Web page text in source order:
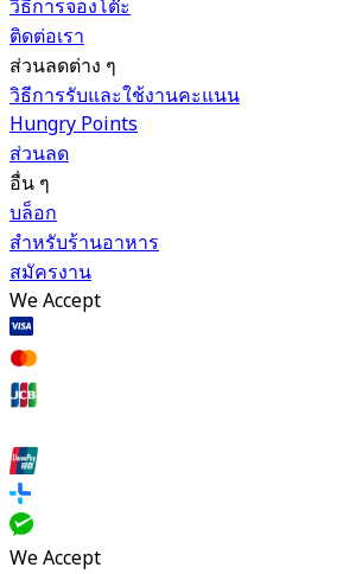
วิธีการจองโต๊ะ
ติดต่อเรา
ส่วนลดต่าง ๆ
วิธีการรับและใช้งานคะแนน
Hungry Points
ส่วนลด
อื่น ๆ
บล็อก
สำหรับร้านอาหาร
สมัครงาน
We Accept
We Accept